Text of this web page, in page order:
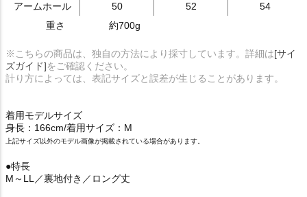
アームホール
50 52
54
重さ
約700g
※こちらの商品は、独自の方法により採寸しています。詳細は[サイ
ズガイド]をご確認ください。
計り方によっては、表記サイズと誤差が生じることがあります。
着用モデルサイズ
身長：166cm/着用サイズ：M
上記サイズ以外のモデル画像が掲載されている場合があります。
●特長
M～LL／裏地付き／ロング丈